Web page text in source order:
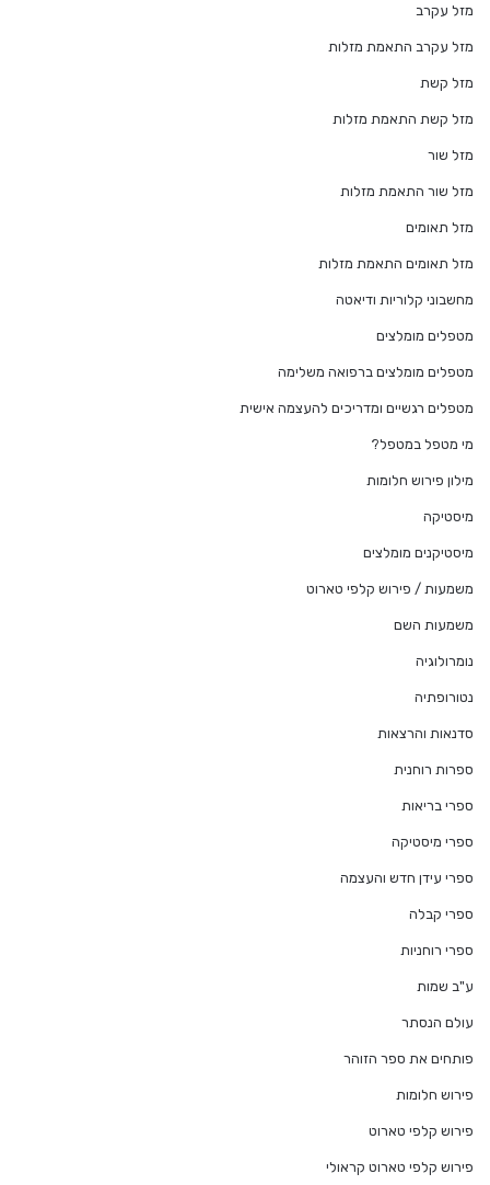
מזל עקרב
מזל עקרב התאמת מזלות
מזל קשת
מזל קשת התאמת מזלות
מזל שור
מזל שור התאמת מזלות
מזל תאומים
מזל תאומים התאמת מזלות
מחשבוני קלוריות ודיאטה
מטפלים מומלצים
מטפלים מומלצים ברפואה משלימה
מטפלים רגשיים ומדריכים להעצמה אישית
מי מטפל במטפל?
מילון פירוש חלומות
מיסטיקה
מיסטיקנים מומלצים
משמעות / פירוש קלפי טארוט
משמעות השם
נומרולוגיה
נטורופתיה
סדנאות והרצאות
ספרות רוחנית
ספרי בריאות
ספרי מיסטיקה
ספרי עידן חדש והעצמה
ספרי קבלה
ספרי רוחניות
ע"ב שמות
עולם הנסתר
פותחים את ספר הזוהר
פירוש חלומות
פירוש קלפי טארוט
פירוש קלפי טארוט קראולי